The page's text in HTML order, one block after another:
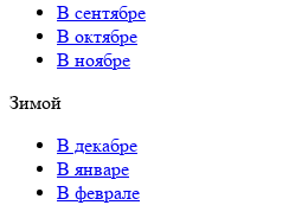
В сентябре
В октябре
В ноябре
Зимой
В декабре
В январе
В феврале